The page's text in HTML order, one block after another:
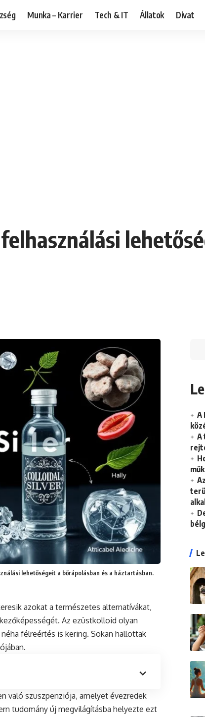
Munka – Karrier Tech & IT Állatok Divat
lehetőségeit a bőrápolásban és a háztartásban.
azokat a természetes alternatívákat,
Az ezüstkolloid olyan
félreértés is kering. Sokan hallottak
való szuszpenziója, amelyet évezredek
tudomány új megvilágításba helyezte ezt
A
A